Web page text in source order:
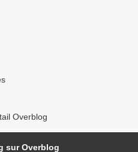
Overblog
sur Overblog